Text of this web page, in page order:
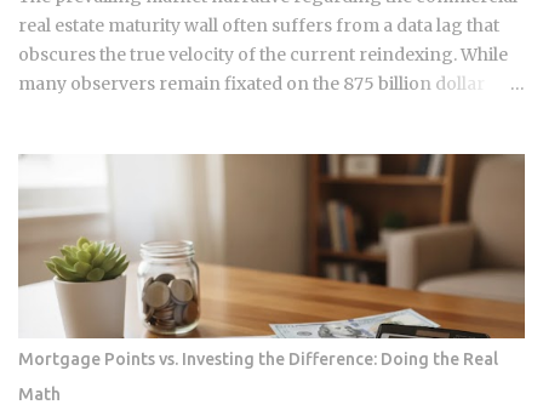
actually stayed flat or even drop...
real estate maturity wall often suffers from a data lag that
obscures the true velocity of the current reindexing. While
many observers remain fixated on the 875 billion dollar
currently navigating a transition phase where the market is
no longer just anticipating stress; it is actively absorbing the
friction of a 148 basis point increase in average interest
rates. This is a fundamental shift in the financial ledger that
separates legacy valuations from the new economic reality
of 2026. The systemic logic of this crisis is defined by a
surgical extraction of equity rather than a uniform collapse.
We are seeing a pattern where the "extend and pretend"
strategies of the past eighteen months are hitting a point of
Mortgage Points vs. Investing the Difference: Doing the Real
Math